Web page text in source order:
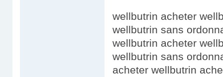
wellbutrin acheter
wellbutrin sans
wellbutrin acheter
wellbutrin sans
acheter wellbutrin